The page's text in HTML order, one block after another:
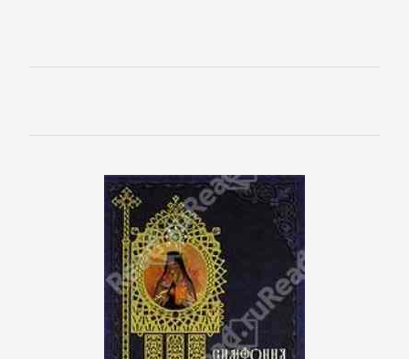
Педагогика
Политика,
образовательная
литература
Социология